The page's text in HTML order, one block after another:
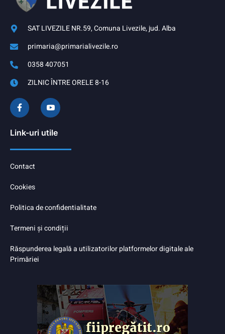
SAT LIVEZILE NR.59, Comuna Livezile, jud. Alba
primaria@primarialivezile.ro
0358 407051
ZILNIC ÎNTRE ORELE 8-16
Link-uri utile
Contact
Cookies
Politica de confidentialitate
Termeni și condiții
Răspunderea legală a utilizatorilor platformelor digitale ale
Primăriei